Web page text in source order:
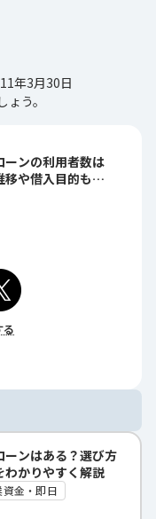
年3月30日
う。
ーンの利用者数は
移や借入目的もご
る
ンはある？選び方
わかりやすく解説
資金・即日